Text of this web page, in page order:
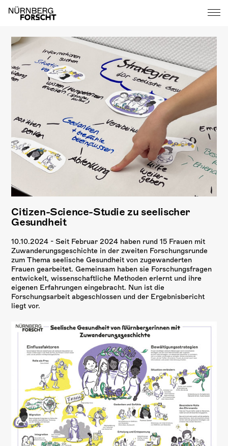
Citizen-Science-Studie zu seelischer
Gesundheit
10.10.2024 -Seit Februar 2024 haben rund 15 Frauen mit
Zuwanderungsgeschichte in der zweiten Forschungsrunde
zum Thema seelische Gesundheit von zugewanderten
Frauen gearbeitet. Gemeinsam haben sie Forschungsfragen
entwickelt, wissenschaftliche Methoden erlernt und ihre
eigenen Erfahrungen eingebracht. Nun ist die
Forschungsarbeit abgeschlossen und der Ergebnisbericht
liegt vor.